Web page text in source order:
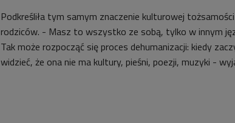
Podkreśliła tym samym znaczenie kulturowej
rodziców. - Masz to wszystko ze sobą, tylko w innym
Tak może rozpocząć się proces dehumanizacji: kiedy
widzieć, że ona nie ma kultury, pieśni, poezji, muzyki -